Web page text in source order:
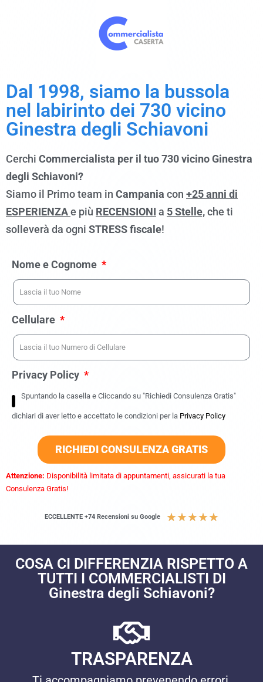
Dal 1998, siamo la bussola
nel labirinto dei 730 vicino
Ginestra degli Schiavoni
Cerchi Commercialista per il tuo 730 vicino Ginestra
degli Schiavoni?
Siamo il Primo team in Campania con +25 anni di
ESPERIENZAe più RECENSIONI a 5 Stelle,che ti
solleverà da ogni STRESS fiscale!
Nome e Cognome
Cellulare
Privacy Policy
Spuntando la casella e Cliccando su "Richiedi Consulenza Gratis"
dichiari di aver letto e accettato le condizioni per la Privacy Policy
RICHIEDI CONSULENZA GRATIS
Attenzione: Disponibilità limitata di appuntamenti, assicurati la tua
Consulenza Gratis!
ECCELLENTE +74 Recensioni su Google ★★★★★
COSA CI DIFFERENZIA RISPETTO A
TUTTI I COMMERCIALISTI DI
Ginestra degli Schiavoni?
TRASPARENZA